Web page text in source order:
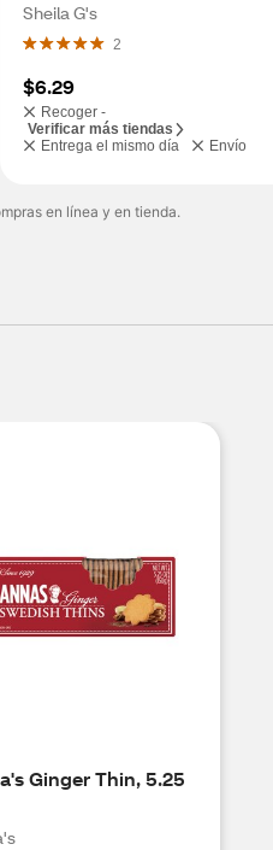
Sheila G's
2
$6.29
Recoger -
Verificar más tiendas
Entrega el mismo día
Envío
en línea y en tienda.
Ginger Thin, 5.25